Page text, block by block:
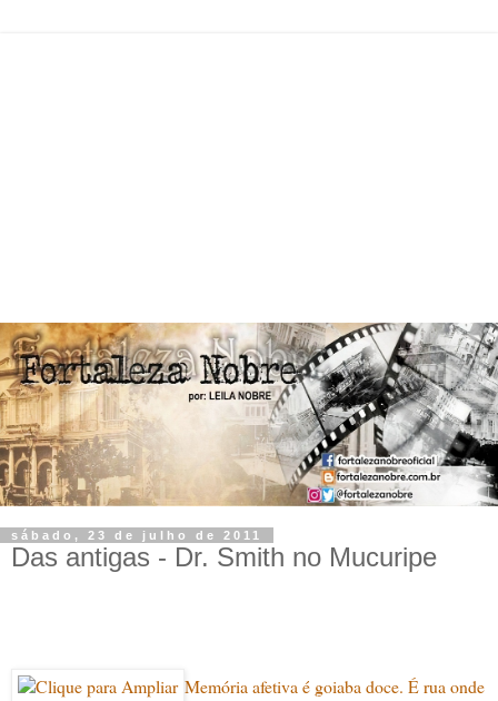
sábado, 23 de julho de 2011
Das antigas - Dr. Smith no Mucuripe
Memória afetiva é goiaba doce. É rua onde